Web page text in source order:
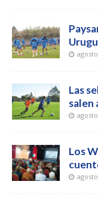
Las
salen
Los